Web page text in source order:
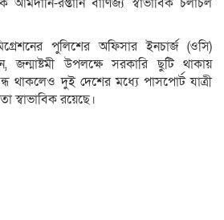
পুলিশের অফিসার ইনচার্জ (ওসি)
উপলক্ষে সরকারি ছুটি থাকায়
থাকলেও দুই দেশের মধ্যে পাসপোর্ট যাত্রী
স্বাভাবিক রয়েছে।